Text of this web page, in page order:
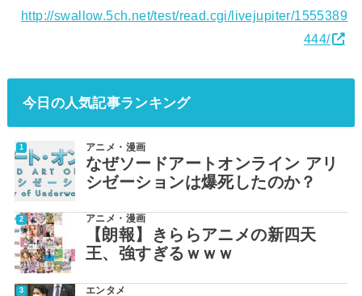
http://swallow.5ch.net/test/read.cgi/livejupiter/1555389
444/
今日の人気記事ランキング
アニメ・漫画
なぜソードアートオンライン アリ
シゼーションは爆死したのか？
アニメ・漫画
【朗報】きららアニメの新四天
王、強すぎるｗｗｗ
エンタメ